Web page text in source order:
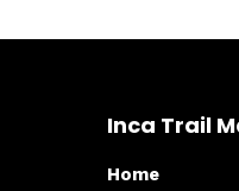
Inca Trail
Home